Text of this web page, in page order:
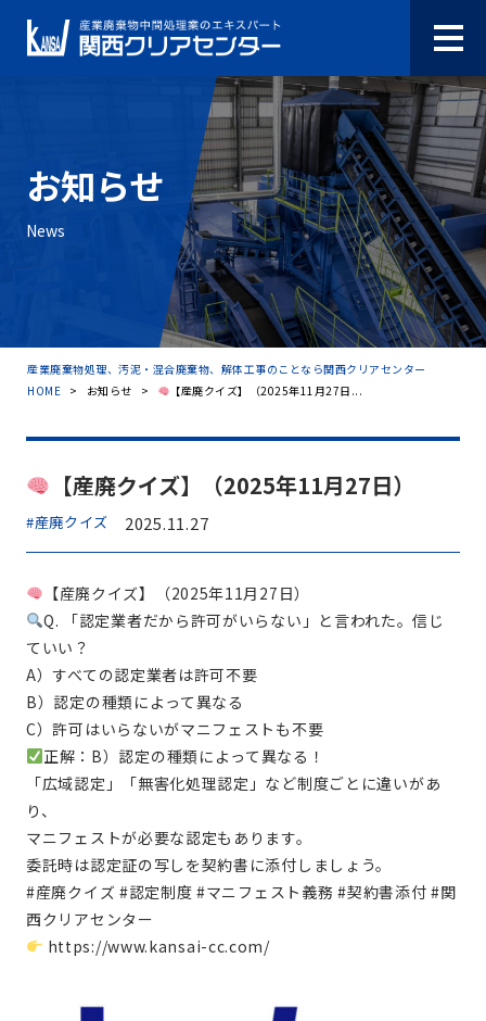
お知らせ
News
産業廃棄物処理、汚泥・混合廃棄物、解体工事のことなら関西クリアセンター
HOME > お知らせ > 【産廃クイズ】（2025年11月27日...
【産廃クイズ】（2025年11月27日）
#産廃クイズ 2025.11.27
【産廃クイズ】（2025年11月27日）
Q. 「認定業者だから許可がいらない」と言われた。信じ
ていい？
A）すべての認定業者は許可不要
B）認定の種類によって異なる
C）許可はいらないがマニフェストも不要
正解：B）認定の種類によって異なる！
「広域認定」「無害化処理認定」など制度ごとに違いがあ
り、
マニフェストが必要な認定もあります。
委託時は認定証の写しを契約書に添付しましょう。
#産廃クイズ #認定制度 #マニフェスト義務 #契約書添付 #関
西クリアセンター
https://www.kansai-cc.com/